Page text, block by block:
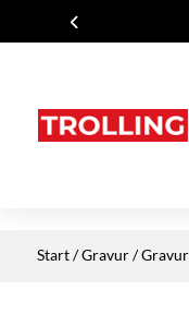
Start/Gravur/